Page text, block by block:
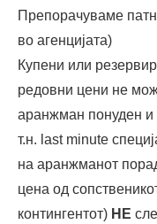
Препорачуваме
во агенцијата)
Купени или
редовни цени не
аранжман понуден и
т.н. last minute
на аранжманот
цена од
контингентот) НЕ